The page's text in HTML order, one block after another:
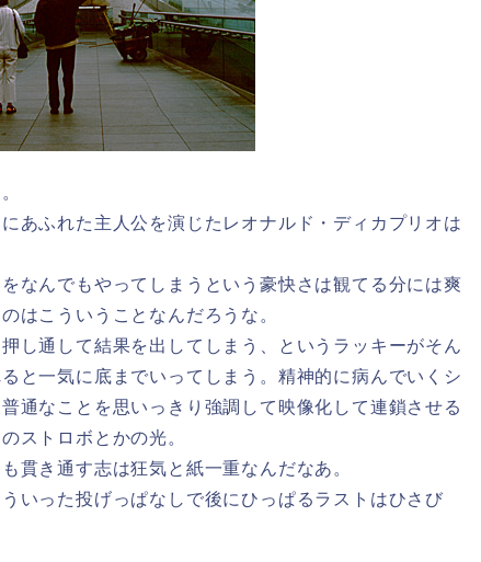
あふれた主人公を演じたレオナルド・ディカプリオは
なんでもやってしまうという豪快さは観てる分には爽
はこういうことなんだろうな。
し通して結果を出してしまう、というラッキーがそん
と一気に底までいってしまう。精神的に病んでいくシ
通なことを思いっきり強調して映像化して連鎖させる
ストロボとかの光。
貫き通す志は狂気と紙一重なんだなあ。
いった投げっぱなしで後にひっぱるラストはひさび